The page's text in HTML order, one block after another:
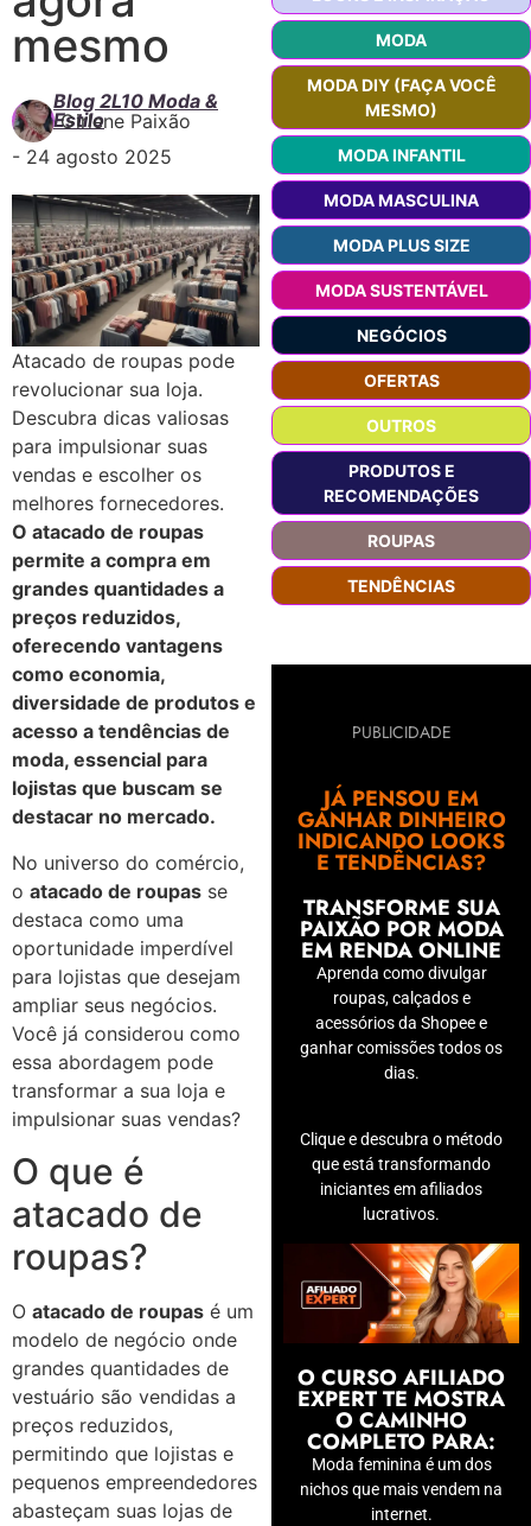
mesmo
Blog 2L10 Moda &
Estilo
Girlene Paixão
- 24 agosto 2025
Atacado de roupas pode
revolucionar sua loja.
Descubra dicas valiosas
para impulsionar suas
vendas e escolher os
melhores fornecedores.
O atacado de roupas
permite a compra em
grandes quantidades a
preços reduzidos,
oferecendo vantagens
como economia,
diversidade de produtos e
acesso a tendências de
moda, essencial para
lojistas que buscam se
destacar no mercado.
No universo do comércio,
o atacado de roupas se
destaca como uma
oportunidade imperdível
para lojistas que desejam
ampliar seus negócios.
Você já considerou como
essa abordagem pode
transformar a sua loja e
impulsionar suas vendas?
O que é
atacado de
roupas?
O atacado de roupas é um
modelo de negócio onde
grandes quantidades de
vestuário são vendidas a
preços reduzidos,
permitindo que lojistas e
pequenos empreendedores
abasteçam suas lojas de
MODA
MODA DIY (FAÇA VOCÊ
MESMO)
MODA INFANTIL
MODA MASCULINA
MODA PLUS SIZE
MODA SUSTENTÁVEL
NEGÓCIOS
OFERTAS
OUTROS
PRODUTOS E
RECOMENDAÇÕES
ROUPAS
TENDÊNCIAS
PUBLICIDADE
JÁ PENSOU EM
GANHAR DINHEIRO
INDICANDO LOOKS
E TENDÊNCIAS?
TRANSFORME SUA
PAIXÃO POR MODA
EM RENDA ONLINE
Aprenda como divulgar
roupas, calçados e
acessórios da Shopee e
ganhar comissões todos os
dias.
Clique e descubra o método
que está transformando
iniciantes em afiliados
lucrativos.
O CURSO AFILIADO
EXPERT TE MOSTRA
O CAMINHO
COMPLETO PARA:
Moda feminina é um dos
nichos que mais vendem na
internet.